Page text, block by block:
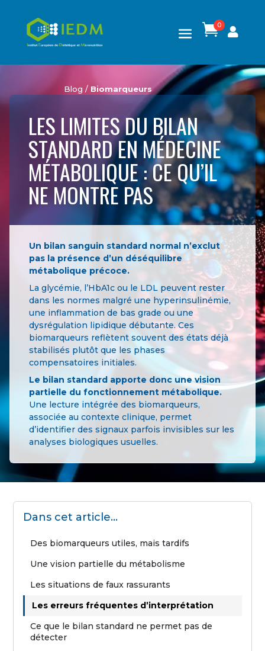
0

Blog / Biomarqueurs
LES LIMITES DU BILAN
STANDARD EN MÉDECINE
MÉTABOLIQUE : CE QU’IL
NE MONTRE PAS
Un bilan sanguin standard normal n’exclut
pas la présence d’un déséquilibre
métabolique précoce.
La glycémie, l’HbA1c ou le LDL peuvent rester
dans les normes malgré une hyperinsulinémie,
une inflammation de bas grade ou une
dysrégulation lipidique débutante. Ces
biomarqueurs reflètent souvent des états déjà
stabilisés plutôt que les phases
compensatoires initiales.
Le bilan standard apporte donc une vision
partielle du fonctionnement métabolique.
Une lecture intégrée des biomarqueurs,
associée au contexte clinique, permet
d’identifier des signaux parfois invisibles sur les
analyses biologiques usuelles.
Dans cet article...
Des biomarqueurs utiles, mais tardifs
Une vision partielle du métabolisme
Les situations de faux rassurants
Les erreurs fréquentes d’interprétation
Ce que le bilan standard ne permet pas de
détecter